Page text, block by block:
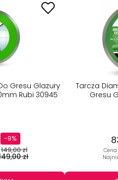
Gresu Glazury
Rubi 30945
149,00 zł
zł
-9%
Tarcza
Gresu